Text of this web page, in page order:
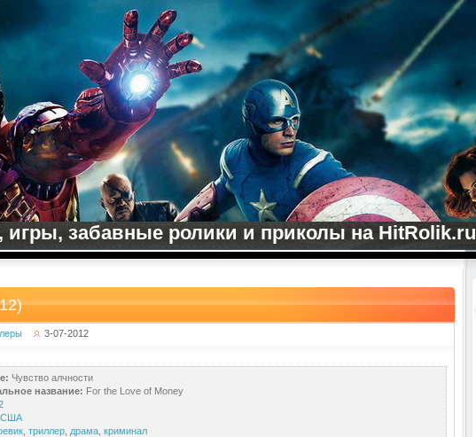
забавные ролики и приколы на HitRolik.ru
3-07-2012
Чувство алчности
название: For the Love of Money
США
, триллер, драма, криминал